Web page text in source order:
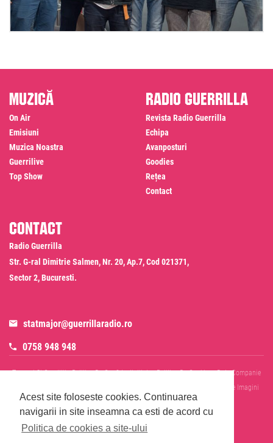
Acest site foloseste cookies. Continuarea
navigarii in site inseamna ca esti de acord cu
Politica de cookies a site-ului
Muzică
On Air
Emisiuni
Muzica Noastra
Guerrilive
Top Show
Radio Guerrilla
Revista Radio Guerrilla
Echipa
Avanposturi
Goodies
Rețea
Contact
Contact
Radio Guerrilla
Str. G-ral Dimitrie Salmen, Nr. 20, Ap.7, Cod 021371,
Sector 2, Bucuresti.
statmajor@guerrillaradio.ro
0758 948 948
Termeni Si Conditii Politica De Confidentialitate Politica De Cookies
Date Companie
Informare Prelucrare Imagini
Evenimente
Cod Deontologic